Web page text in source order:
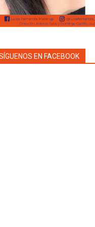
EN FACEBOOK